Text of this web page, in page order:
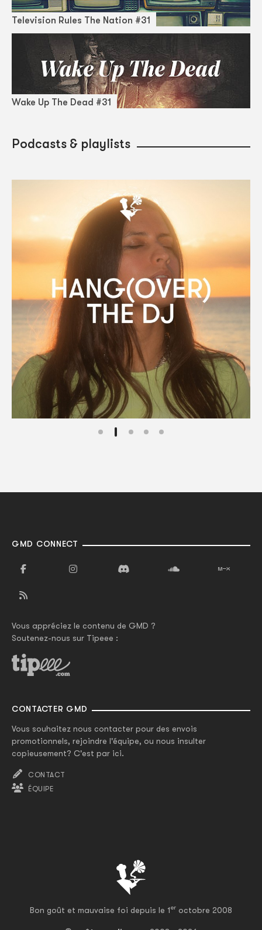
Television Rules The Nation #31
Wake Up The Dead #31
Podcasts & playlists
Bon goût et mauvaise foi depuis le 1er octobre 2008
GMD CONNECT
Vous appréciez le contenu de GMD ?
Soutenez-nous sur Tipeee :
CONTACTER GMD
Vous souhaitez nous contacter pour des envois
promotionnels, rejoindre l'équipe, ou nous insulter
copieusement? C'est par ici.
CONTACT
ÉQUIPE